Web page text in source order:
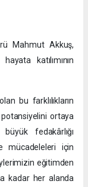
Mahmut Akkuş,
katılımının
bu farklılıkların
ortaya
fedakârlığı
mücadeleleri için
eğitimden
kadar her alanda